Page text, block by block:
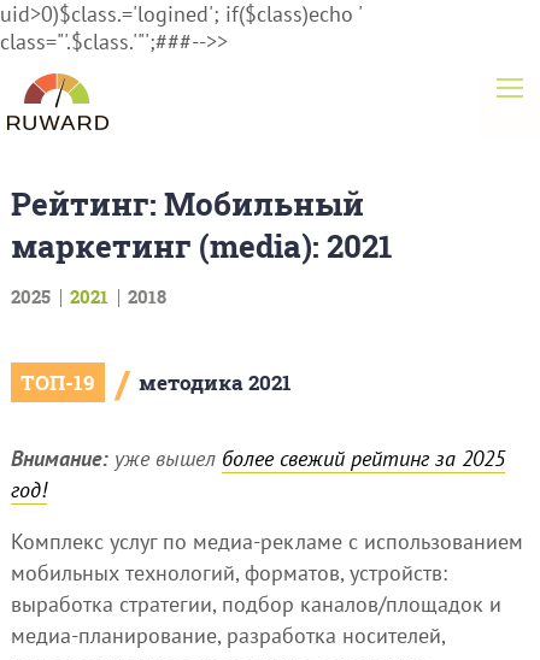
uid>0)$class.='logined'; if($class)echo '
class="'.$class.'"';###-->>
Рейтинг: Мобильный
маркетинг (media): 2021
2025 2021 2018
ТОП-19 / методика 2021
Внимание:уже вышел более свежий рейтинг за 2025
год!
Комплекс услуг по медиа-рекламе с использованием
мобильных технологий, форматов, устройств:
выработка стратегии, подбор каналов/площадок и
медиа-планирование, разработка носителей,